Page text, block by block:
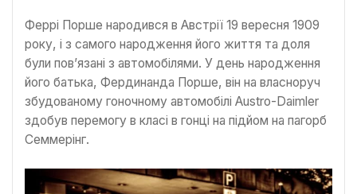
Феррі Порше народився в Австрії 19 вересня 1909
року, і з самого народження його життя та доля
були пов’язані з автомобілями. У день народження
його батька, Фердинанда Порше, він на власноруч
збудованому гоночному автомобілі Austro-Daimler
здобув перемогу в класі в гонці на підйом на пагорб
Семмерінг.